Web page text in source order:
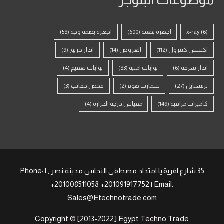
x-ray (6) اجهزة بصمة (600) اجهزة بصمة وجة (58)
اكسس كنترول (112) العروض (14) انذار حريق (9)
انذار سرقة (6) بوابات امنية (83) بوابات تعقيم (4)
ترنستايل (27) سمارت هوم (2) فحص حقائب (3)
كاميرات مراقبة (149) مقياس درجة الحرارة (4)
35 شارع افريقيا امتداد مصطفى النحاس مدينة نصر , | Phone:
+201008511058 +201091917752 | Email:
Sales@Etechnotrade.com
Copyright © [2013-2022] Egypt Techno Trade